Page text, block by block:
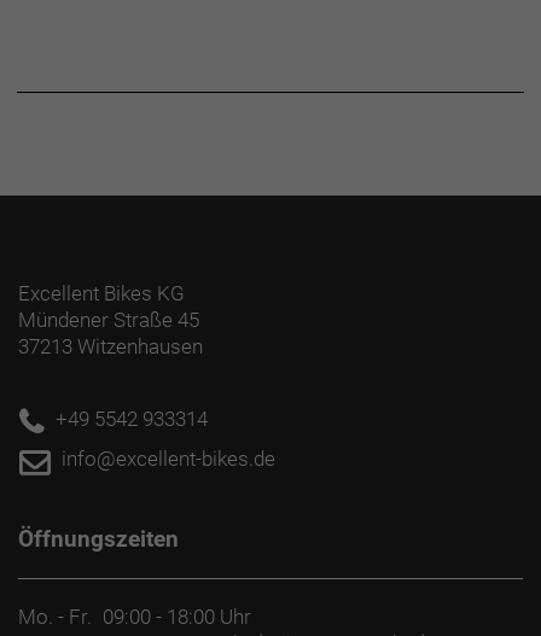
Excellent Bikes KG
Mündener Straße 45
37213 Witzenhausen
+49 5542 933314
info@excellent-bikes.de
Öffnungszeiten
Mo. - Fr.
09:00 - 18:00 Uhr